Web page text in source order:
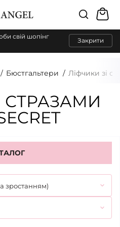
свій шопінг
Закрити
Бюстгальтери Ліфчики зі
СТРАЗАМИ